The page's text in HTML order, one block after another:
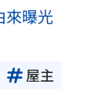
來曝光
屋主